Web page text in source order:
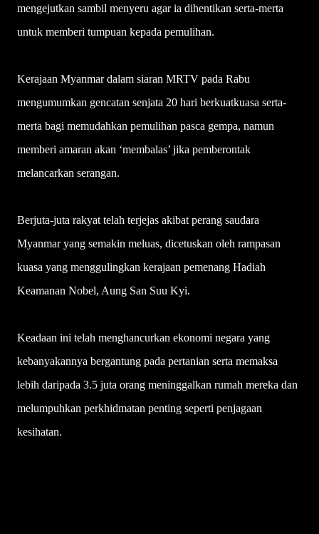
mengejutkan sambil menyeru agar ia dihentikan serta-merta
untuk memberi tumpuan kepada pemulihan.
Kerajaan Myanmar dalam siaran MRTV pada Rabu
mengumumkan gencatan senjata 20 hari berkuatkuasa serta-
merta bagi memudahkan pemulihan pasca gempa, namun
memberi amaran akan ‘membalas’ jika pemberontak
melancarkan serangan.
Berjuta-juta rakyat telah terjejas akibat perang saudara
Myanmar yang semakin meluas, dicetuskan oleh rampasan
kuasa yang menggulingkan kerajaan pemenang Hadiah
Keamanan Nobel, Aung San Suu Kyi.
Keadaan ini telah menghancurkan ekonomi negara yang
kebanyakannya bergantung pada pertanian serta memaksa
lebih daripada 3.5 juta orang meninggalkan rumah mereka dan
melumpuhkan perkhidmatan penting seperti penjagaan
kesihatan.